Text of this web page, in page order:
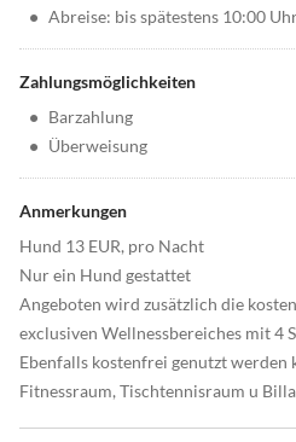
• Abreise: bis spätestens 10:00
Zahlungsmöglichkeiten
• Barzahlung
• Überweisung
Anmerkungen
Hund 13 EUR, pro Nacht
Nur ein Hund gestattet
Angeboten wird zusätzlich die
exclusiven Wellnessbereiches mit 4
Ebenfalls kostenfrei genutzt werden
Fitnessraum, Tischtennisraum u